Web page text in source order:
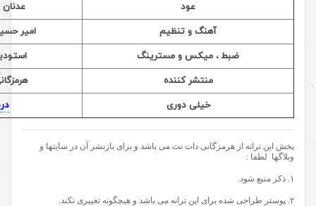
عود
عدنان
آهنگ و تنظیم
امیر
ضبط ، میکس و مسترینگ
منتشر کننده
خیلی دوری
پخش این ترانه از هرمزگانی دات نت می باشد و برای بازنشر آن در سایتها و
وبلاگها لطفا :
۱. ذکر منبع شود.
۲. پوستر طراحی شده برای این ترانه می باشد و هیچگونه تغییری نکند.